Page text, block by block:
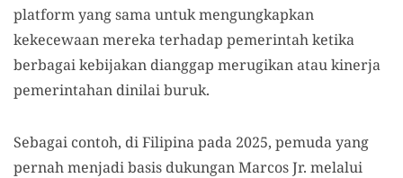
platform yang sama untuk mengungkapkan
kekecewaan mereka terhadap pemerintah ketika
berbagai kebijakan dianggap merugikan atau kinerja
pemerintahan dinilai buruk.
Sebagai contoh, di Filipina pada 2025, pemuda yang
pernah menjadi basis dukungan Marcos Jr. melalui